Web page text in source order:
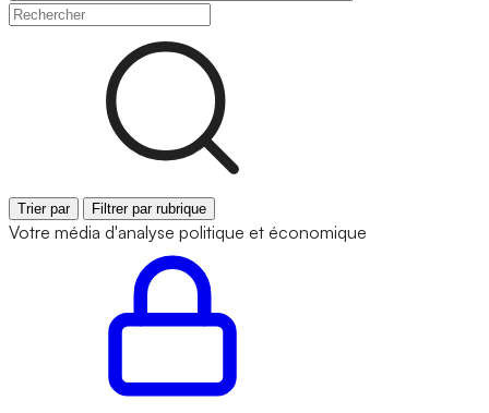
Trier par Filtrer par rubrique
Votre média d'analyse politique et économique